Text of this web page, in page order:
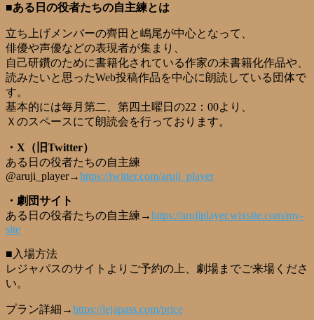
■ある日の役者たちの自主練とは
立ち上げメンバーの齊田と嶋尾が中心となって、
俳優や声優などの表現者が集まり、
​自己研鑽のために書籍化されている作家の未書籍化作品や、
読みたいと思ったWeb投稿作品を中心に朗読している団体で
す。
基本的には毎月第二、第四土曜日の22：00より、
Ｘのスペースにて朗読会を行っております。
・X（旧Twitter）
ある日の役者たちの自主練
@aruji_player→https://twitter.com/aruji_player
・劇団サイト
ある日の役者たちの自主練→https://arujiplayer.wixsite.com/my-
site
■入場方法
レジャパスのサイトよりご予約の上、劇場までご来場くださ
い。
プラン詳細→https://lejapass.com/price